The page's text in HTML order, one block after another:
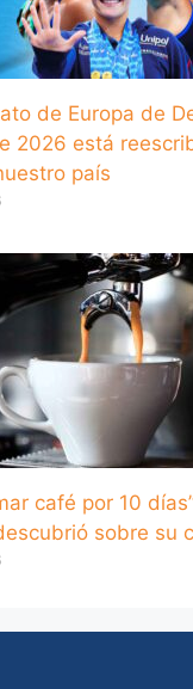
de Europa de
2026 está
país
café por 10
sobre su